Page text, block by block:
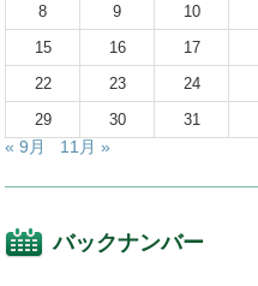
8
9 10
15
16 17
22
23 24
29
30 31
« 9月 11月 »
バックナンバー